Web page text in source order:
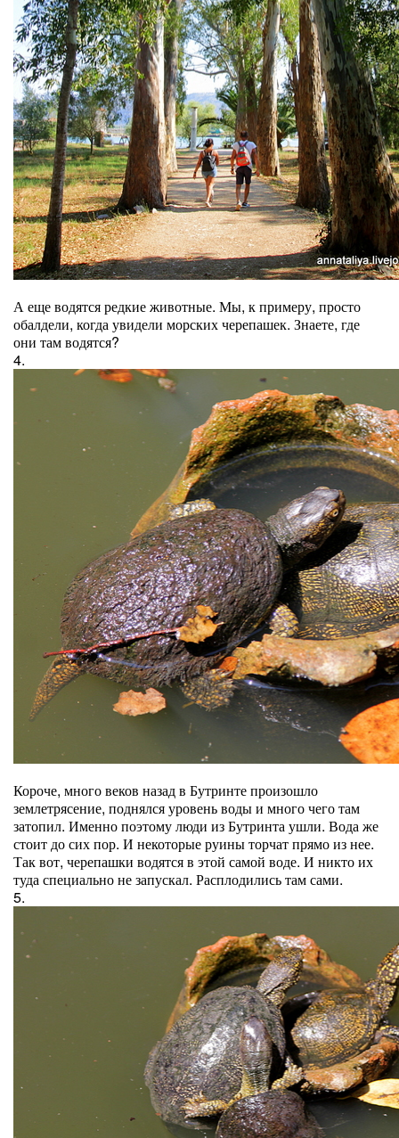
А еще водятся редкие животные. Мы, к примеру, просто
обалдели, когда увидели морских черепашек. Знаете, где
они там водятся?
4.
Короче, много веков назад в Бутринте произошло
землетрясение, поднялся уровень воды и много чего там
затопил. Именно поэтому люди из Бутринта ушли. Вода же
стоит до сих пор. И некоторые руины торчат прямо из нее.
Так вот, черепашки водятся в этой самой воде. И никто их
туда специально не запускал. Расплодились там сами.
5.